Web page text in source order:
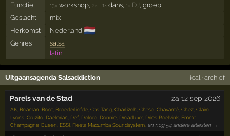
Functie 13× workshop, 1× dans, 1× DJ , groep
Geslacht
mix
Herkomst
Nederland 🇳🇱
Genres
salsa
latin
Uitgaansagenda Salsaddiction ical· archief
Parels van de Stad za 12 sep 2026
AK Beaman Boot Broederliefde ,Cas Tang ,Charlizeh ,Chase ,Chavanté ,Chez ,Claire
Lyons ,Cruzito Daelorian Def Dolore Donnie Dreadluxx Dries Roelvink Emma
Champagne Queen ESSI Fiesta Macumba Soundsystem en nog 54 andere artiesten →